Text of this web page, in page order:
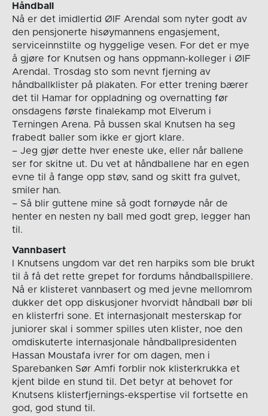
Håndball
Nå er det imidlertid ØIF Arendal som nyter godt av
den pensjonerte hisøymannens engasjement,
serviceinnstilte og hyggelige vesen. For det er mye
å gjøre for Knutsen og hans oppmann-kolleger i ØIF
Arendal. Trosdag sto som nevnt fjerning av
håndballklister på plakaten. For etter trening bærer
det til Hamar for oppladning og overnatting før
onsdagens første finalekamp mot Elverum i
Terningen Arena. På bussen skal Knutsen ha seg
frabedt baller som ikke er gjort klare.
– Jeg gjør dette hver eneste uke, eller når ballene
ser for skitne ut. Du vet at håndballene har en egen
evne til å fange opp støv, sand og skitt fra gulvet,
smiler han.
– Så blir guttene mine så godt fornøyde når de
henter en nesten ny ball med godt grep, legger han
til.
Vannbasert
I Knutsens ungdom var det ren harpiks som ble brukt
til å få det rette grepet for fordums håndballspillere.
Nå er klisteret vannbasert og med jevne mellomrom
dukker det opp diskusjoner hvorvidt håndball bør bli
en klisterfri sone. Et internasjonalt mesterskap for
juniorer skal i sommer spilles uten klister, noe den
omdiskuterte internasjonale håndballpresidenten
Hassan Moustafa ivrer for om dagen, men i
Sparebanken Sør Amfi forblir nok klisterkrukka et
kjent bilde en stund til. Det betyr at behovet for
Knutsens klisterfjernings-ekspertise vil fortsette en
god, god stund til.